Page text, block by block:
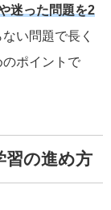
迷った問題を2
い問題で長く
ポイントで
習の進め方